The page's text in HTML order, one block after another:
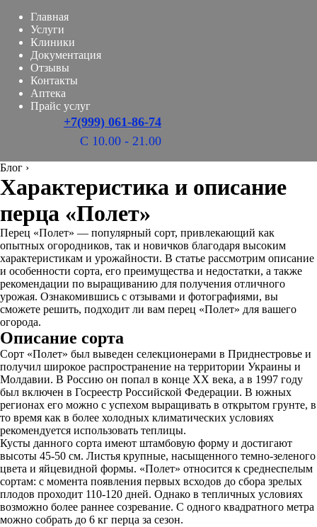
Главная
Услуги
Клиники
Документация
Отзывы
Контакты
Аптека
Прайс услуг
+7(999) 061-86-74
С 10.00 - 21.00
Блог ›
Характеристика и описание
перца «Полет»
Перец «Полет» — популярный сорт, привлекающий как
опытных огородников, так и новичков благодаря высоким
характеристикам и урожайности. В статье рассмотрим описание
и особенности сорта, его преимущества и недостатки, а также
рекомендации по выращиванию для получения отличного
урожая. Ознакомившись с отзывами и фотографиями, вы
сможете решить, подходит ли вам перец «Полет» для вашего
огорода.
Описание сорта
Сорт «Полет» был выведен селекционерами в Приднестровье и
получил широкое распространение на территории Украины и
Молдавии. В Россию он попал в конце XX века, а в 1997 году
был включен в Госреестр Российской Федерации. В южных
регионах его можно с успехом выращивать в открытом грунте, в
то время как в более холодных климатических условиях
рекомендуется использовать теплицы.
Кусты данного сорта имеют штамбовую форму и достигают
высоты 45-50 см. Листья крупные, насыщенного темно-зеленого
цвета и яйцевидной формы. «Полет» относится к среднеспелым
сортам: с момента появления первых всходов до сбора зрелых
плодов проходит 110-120 дней. Однако в тепличных условиях
возможно более раннее созревание. С одного квадратного метра
можно собрать до 6 кг перца за сезон.